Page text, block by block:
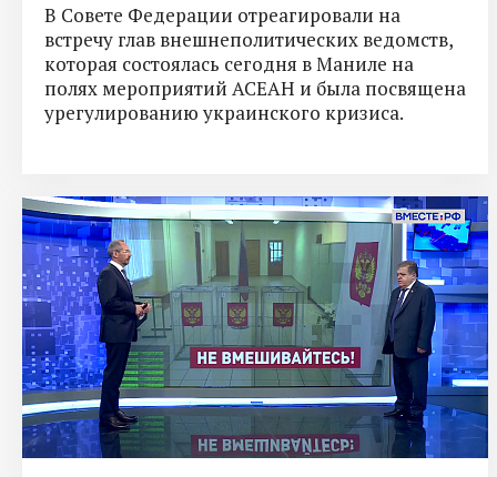
В Совете Федерации отреагировали на
встречу глав внешнеполитических ведомств,
которая состоялась сегодня в Маниле на
полях мероприятий АСЕАН и была посвящена
урегулированию украинского кризиса.